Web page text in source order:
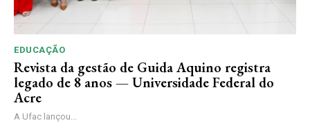
EDUCAÇÃO
Revista da gestão de Guida Aquino registra
legado de 8 anos — Universidade Federal do
Acre
A Ufac lançou...